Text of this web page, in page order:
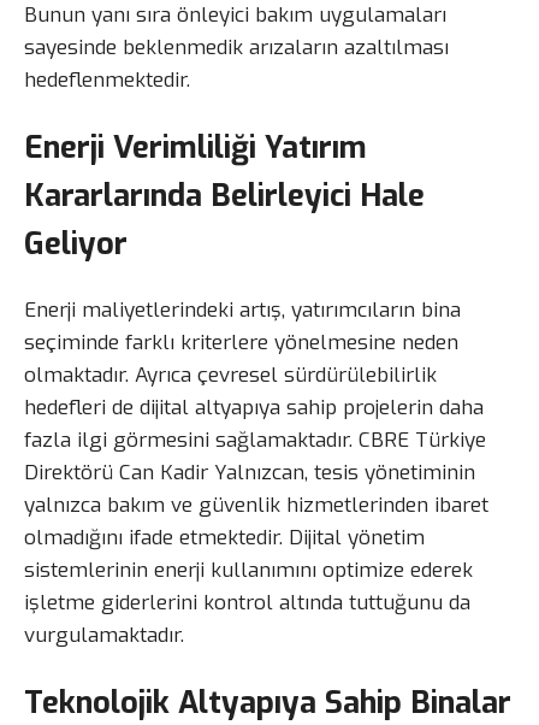
Bunun yanı sıra önleyici bakım uygulamaları
sayesinde beklenmedik arızaların azaltılması
hedeflenmektedir.
Enerji Verimliliği Yatırım
Kararlarında Belirleyici Hale
Geliyor
Enerji maliyetlerindeki artış, yatırımcıların bina
seçiminde farklı kriterlere yönelmesine neden
olmaktadır. Ayrıca çevresel sürdürülebilirlik
hedefleri de dijital altyapıya sahip projelerin daha
fazla ilgi görmesini sağlamaktadır. CBRE Türkiye
Direktörü Can Kadir Yalnızcan, tesis yönetiminin
yalnızca bakım ve güvenlik hizmetlerinden ibaret
olmadığını ifade etmektedir. Dijital yönetim
sistemlerinin enerji kullanımını optimize ederek
işletme giderlerini kontrol altında tuttuğunu da
vurgulamaktadır.
Teknolojik Altyapıya Sahip Binalar